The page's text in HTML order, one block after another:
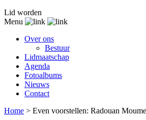
Lid worden
Menu
Over ons
Bestuur
Lidmaatschap
Agenda
Fotoalbums
Nieuws
Contact
Home > Even voorstellen: Radouan